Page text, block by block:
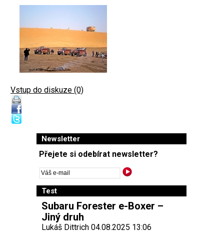
Vstup do diskuze (0)
Newsletter
Přejete si odebírat newsletter?
Test
Subaru Forester e-Boxer –
Jiný druh
Lukáš Dittrich 04.08.2025 13:06